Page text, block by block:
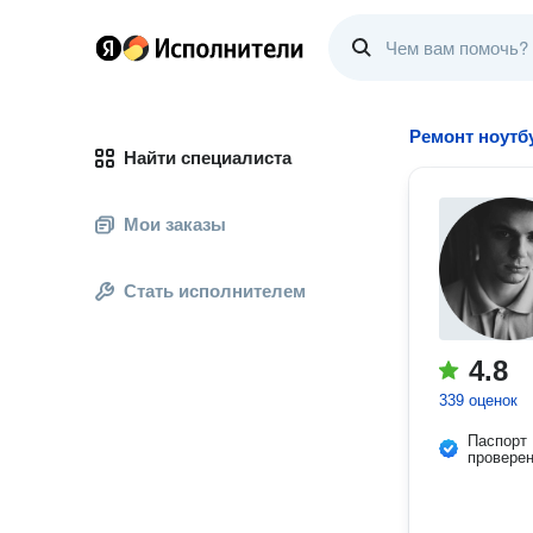
Найти специалиста
Мои заказы
Стать исполнителем
Ремонт
4.8
339 оценок
Паспорт
проверен